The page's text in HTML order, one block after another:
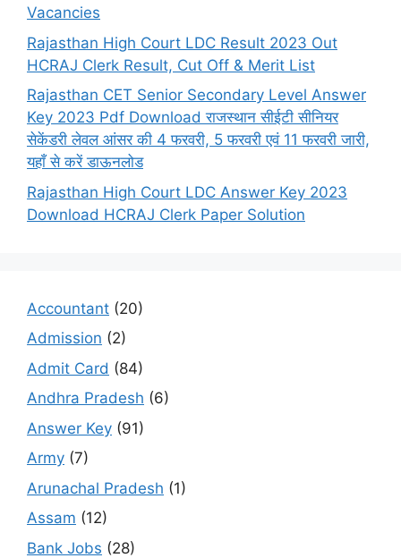
Vacancies
Rajasthan High Court LDC Result 2023 Out
HCRAJ Clerk Result, Cut Off & Merit List
Rajasthan CET Senior Secondary Level Answer
Key 2023 Pdf Download राजस्थान सीईटी सीनियर
सेकेंडरी लेवल आंसर की 4 फरवरी, 5 फरवरी एवं 11 फरवरी जारी,
यहाँ से करें डाऊनलोड
Rajasthan High Court LDC Answer Key 2023
Download HCRAJ Clerk Paper Solution
Accountant (20)
Admission (2)
Admit Card (84)
Andhra Pradesh (6)
Answer Key (91)
Army (7)
Arunachal Pradesh (1)
Assam (12)
Bank Jobs (28)